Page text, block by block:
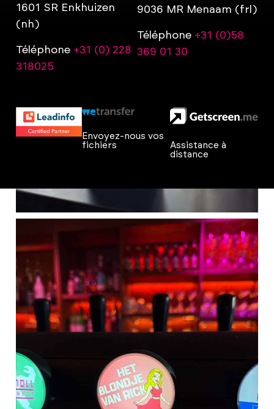
1601 SR Enkhuizen
(nh)
Téléphone +31 (0) 228
318025
9036 MR Menaam (frl)
Téléphone +31 (0)58
369 01 30
Envoyez-nous vos
fichiers
Assistance à
distance